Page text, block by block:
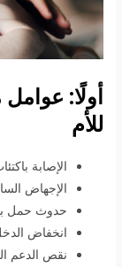
أولًا: عوامل
للأم
الإصابة
الإجهاض
حدوث حمل
انخفاض
نقص الدعم